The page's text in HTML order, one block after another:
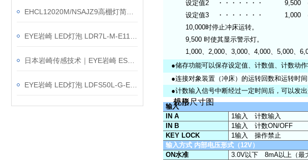
设定值2
・・・・・・・ 9,500
设定值3
・・・・・・・ 1,000
10,000时停止冲床运转。
9,500 时使其显示警示灯。
1,000、2,000、3,000、4,000、5,000、
●储存功能可以保存设定值、计数值、计数动
●连接对象装置（冲床）的运转回数和运转时
●计数输入信号中断经过一定时间后，可以发
外形尺寸图
规格
输入
IN A
1输入 计数输入
IN B
1输入 计数ON/OFF
KEY LOCK
1输入 操作禁止
输入方式 内部电压形式（12V）
ON水准
3.0V以下 8mA以上（最